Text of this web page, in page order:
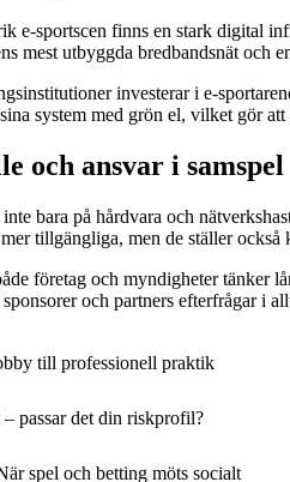
e‑sportscen finns en stark digital
mest utbyggda bredbandsnät och
investerar i
system med grön el, vilket gör
och ansvar i samspel
bara på hårdvara och
tillgängliga, men de ställer
företag och myndigheter tänker
och partners efterfrågar i
till professionell praktik
passar det din riskprofil?
spel och betting möts socialt